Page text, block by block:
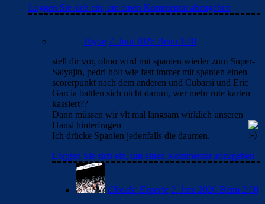
Loggen Sie sich ein, um einen Kommentar abzugeben
Bojan 2. Juni 2026 Beim 1:48
stell dir vor, olmo wird mit spanien wieder zum Super-
Saiyajin, pedri holt wie fast immer mit spanien einen
scorerpunkt nach dem anderen und Cubarsi und Eric
Garcia battlen sich nicht darum, wer mehr rote karten
kassiert??
Dann müssen wir vlt mal langsam wirklich unseren
Hansi hinterfragen
Ich drücke Spanien jedenfalls die daumen.
Loggen Sie sich ein, um einen Kommentar abzugeben
Clouds: Experte 2. Juni 2026 Beim 2:00